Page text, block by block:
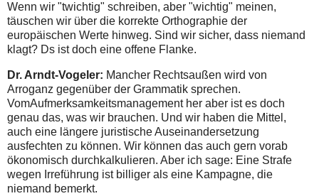
Wenn wir "twichtig" schreiben, aber "wichtig" meinen,
täuschen wir über die korrekte Orthographie der
europäischen Werte hinweg. Sind wir sicher, dass niemand
klagt? Ds ist doch eine offene Flanke.
Dr. Arndt-Vogeler: Mancher Rechtsaußen wird von
Arroganz gegenüber der Grammatik sprechen.
VomAufmerksamkeitsmanagement her aber ist es doch
genau das, was wir brauchen. Und wir haben die Mittel,
auch eine längere juristische Auseinandersetzung
ausfechten zu können. Wir können das auch gern vorab
ökonomisch durchkalkulieren. Aber ich sage: Eine Strafe
wegen Irreführung ist billiger als eine Kampagne, die
niemand bemerkt.